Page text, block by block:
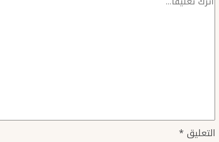
التعليق *